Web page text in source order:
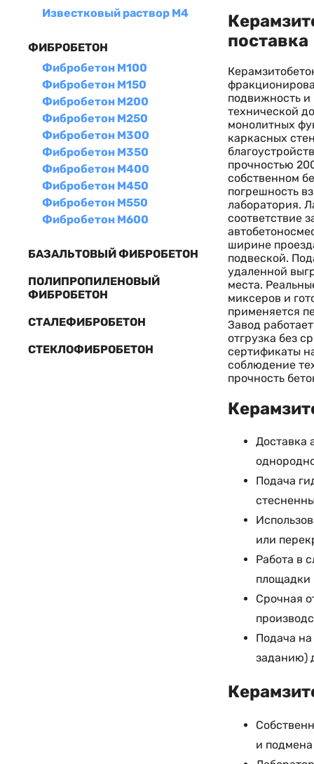
Известковый раствор М4
ФИБРОБЕТОН
Фибробетон М100
Фибробетон М150
Фибробетон М200
Фибробетон М250
Фибробетон М300
Фибробетон М350
Фибробетон М400
Фибробетон М450
Фибробетон М550
Фибробетон М600
БАЗАЛЬТОВЫЙ ФИБРОБЕТОН
ПОЛИПРОПИЛЕНОВЫЙ
ФИБРОБЕТОН
СТАЛЕФИБРОБЕТОН
СТЕКЛОФИБРОБЕТОН
поставка
подвижность и
технической
монолитных
каркасных
прочностью
собственном
погрешность
лаборатория.
соответствие
ширине
подвеской.
удаленной
места.
миксеров и
применяется
Завод
отгрузка без
сертификаты
соблюдение
прочность
Доставка
Подача
или
Работа в
площадки
Срочная
Подача
заданию)
и